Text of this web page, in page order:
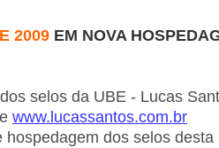
2009 EM NOVA
selos da UBE - Lucas
www.lucassantos.com.br
hospedagem dos selos desta